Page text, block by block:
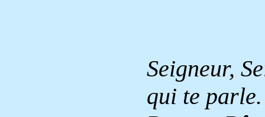
Seigneur,
qui te parle.